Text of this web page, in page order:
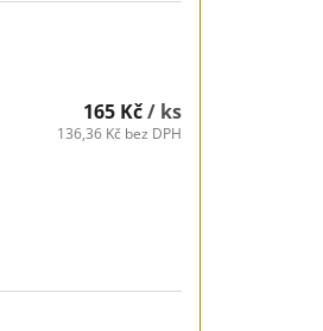
165 Kč/ ks
136,36 Kč bez DPH